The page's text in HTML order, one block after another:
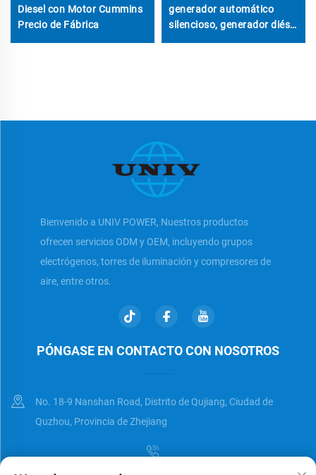
Diesel con Motor Cummins
Precio de Fábrica
generador automático
silencioso, generador diésel
Bienvenido a UNIV POWER, Nuestros productos
ofrecen servicios ODM y OEM, incluyendo grupos
electrógenos, torres de iluminación y compresores de
aire, entre otros.
PÓNGASE EN CONTACTO CON NOSOTROS
No. 18-9 Nanshan Road, Distrito de Qujiang, Ciudad de
Quzhou, Provincia de Zhejiang